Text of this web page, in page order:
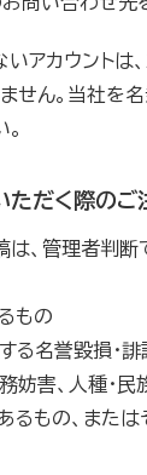
アカウントは、
せん。当社を
ただく際のご
は、管理者判断
もの
る名誉毀損・誹
妨害、人種・
るもの、また